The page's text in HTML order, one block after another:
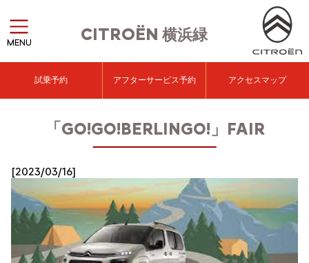
CITROËN 横浜緑
MENU
試乗予約 アフターサービス予約 アクセスマップ
「GO!GO!BERLINGO!」FAIR
[2023/03/16]